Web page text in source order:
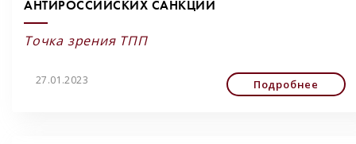
АНТИРОССИЙСКИХ САНКЦИЙ
Точка зрения ТПП
27.01.2023 Подробнее